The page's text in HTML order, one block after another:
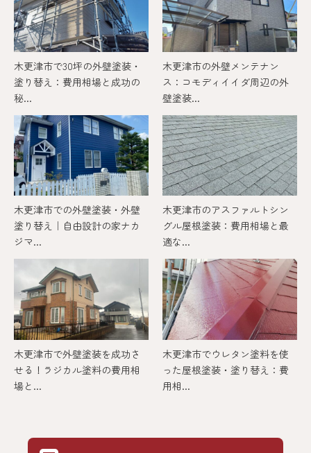
木更津市で30坪の外壁塗装・
塗り替え：費用相場と成功の
秘...
木更津市の外壁メンテナン
ス：コモディイイダ周辺の外
壁塗装...
木更津市での外壁塗装・外壁
塗り替え｜自由設計の家ナカ
ジマ...
木更津市のアスファルトシン
グル屋根塗装：費用相場と最
適な...
木更津市で外壁塗装を成功さ
せる！ラジカル塗料の費用相
場と...
木更津市でウレタン塗料を使
った屋根塗装・塗り替え：費
用相...